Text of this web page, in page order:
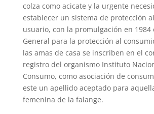
colza como acicate y la urgente
establecer un sistema de protección
usuario, con la promulgación en 1984
General para la protección al
las amas de casa se inscriben en el
registro del organismo Instituto
Consumo, como asociación de
este un apellido aceptado para
femenina de la falange.